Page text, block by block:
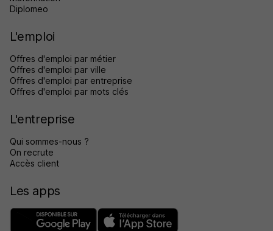
Diplomeo
L'emploi
Offres d'emploi par métier
Offres d'emploi par ville
Offres d'emploi par entreprise
Offres d'emploi par mots clés
L'entreprise
Qui sommes-nous ?
On recrute
Accès client
Les apps